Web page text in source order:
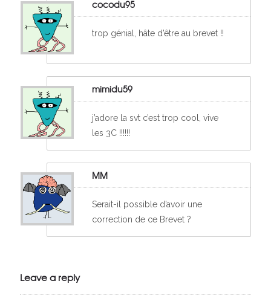
cocodu95
trop génial, hâte d’être au brevet !!
mimidu59
j’adore la svt c’est trop cool, vive
les 3C !!!!!!
MM
Serait-il possible d’avoir une
correction de ce Brevet ?
Leave a reply